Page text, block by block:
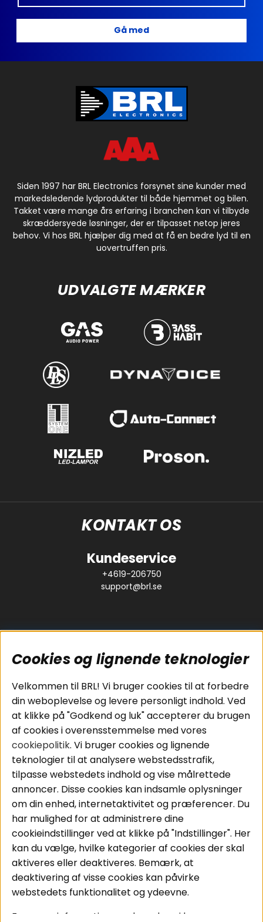
Gå med
Siden 1997 har BRL Electronics forsynet sine kunder med
markedsledende lydprodukter til både hjemmet og bilen.
Takket være mange års erfaring i branchen kan vi tilbyde
skræddersyede løsninger, der er tilpasset netop jeres
behov. Vi hos BRL hjælper dig med at få en bedre lyd til en
uovertruffen pris.
UDVALGTE MÆRKER
KONTAKT OS
Kundeservice
+4619-206750
support@brl.se
Populære sider
Pakkeløsninger
Bilstereo
Højttalere
Forstærker
Smartphone
Tilbehør
Kabler
Kundeservice
Cookies
Handelsbetingelser
Personvernpolicy
Service / Garanti /
Retur
Områder
Bilstereo
Hjemmestereo
S
g på din bil
Følg os
Instagram
Facebook
Youtube
Cookies og lignende teknologier
Velkommen til BRL! Vi bruger cookies til at forbedre
din weboplevelse og levere personligt indhold. Ved
at klikke på "Godkend og luk" accepterer du brugen
af cookies i overensstemmelse med vores
cookiepolitik. Vi bruger cookies og lignende
teknologier til at analysere webstedsstrafik,
tilpasse webstedets indhold og vise målrettede
annoncer. Disse cookies kan indsamle oplysninger
om din enhed, internetaktivitet og præferencer. Du
har mulighed for at administrere dine
cookieindstillinger ved at klikke på "Indstillinger". Her
kan du vælge, hvilke kategorier af cookies der skal
aktiveres eller deaktiveres. Bemærk, at
deaktivering af visse cookies kan påvirke
webstedets funktionalitet og ydeevne.
For mere information om, hvordan vi bruger